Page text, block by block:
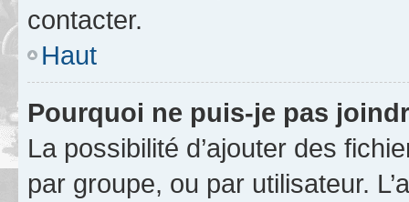
contacter.
Haut
Pourquoi ne puis-je pas
La possibilité d’ajouter des
par groupe, ou par utilisateur.